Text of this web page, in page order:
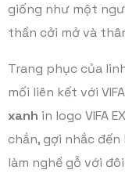
giống như một
thần cởi mở và
Trang phục của
mối liên kết với
xanh in logo VIFA
chắn, gợi nhắc
làm nghề gỗ với